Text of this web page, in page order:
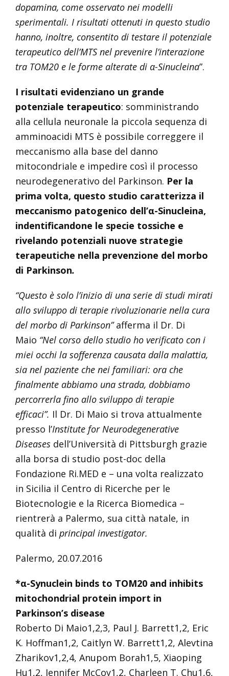
dopamina, come osservato nei modelli
sperimentali. I risultati ottenuti in questo studio
hanno, inoltre, consentito di testare il potenziale
terapeutico dell’MTS nel prevenire l’interazione
tra TOM20 e le forme alterate di α-Sinucleina”.
I risultati evidenziano un grande
potenziale terapeutico: somministrando
alla cellula neuronale la piccola sequenza di
amminoacidi MTS è possibile correggere il
meccanismo alla base del danno
mitocondriale e impedire così il processo
neurodegenerativo del Parkinson. Per la
prima volta, questo studio caratterizza il
meccanismo patogenico dell’α-Sinucleina,
indentificandone le specie tossiche e
rivelando potenziali nuove strategie
terapeutiche nella prevenzione del morbo
di Parkinson.
“Questo è solo l’inizio di una serie di studi mirati
allo sviluppo di terapie rivoluzionarie nella cura
del morbo di Parkinson”afferma il Dr. Di
Maio “Nel corso dello studio ho verificato con i
miei occhi la sofferenza causata dalla malattia,
sia nel paziente che nei familiari: ora che
finalmente abbiamo una strada, dobbiamo
percorrerla fino allo sviluppo di terapie
efficaci”. Il Dr. Di Maio si trova attualmente
presso l’Institute for Neurodegenerative
Diseasesdell’Università di Pittsburgh grazie
alla borsa di studio post-doc della
Fondazione Ri.MED e – una volta realizzato
in Sicilia il Centro di Ricerche per le
Biotecnologie e la Ricerca Biomedica –
rientrerà a Palermo, sua città natale, in
qualità di principal investigator.
Palermo, 20.07.2016
*α-Synuclein binds to TOM20 and inhibits
mitochondrial protein import in
Parkinson’s disease
Roberto Di Maio1,2,3, Paul J. Barrett1,2, Eric
K. Hoffman1,2, Caitlyn W. Barrett1,2, Alevtina
Zharikov1,2,4, Anupom Borah1,5, Xiaoping
Hu1,2, Jennifer McCoy1,2, Charleen T. Chu1,6,